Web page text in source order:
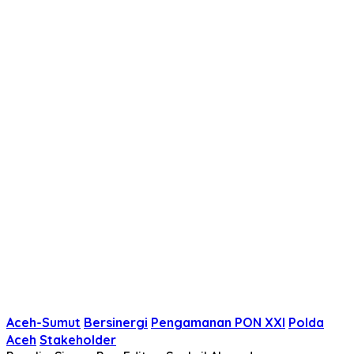
Aceh-Sumut Bersinergi Pengamanan PON XXI Polda
Aceh Stakeholder